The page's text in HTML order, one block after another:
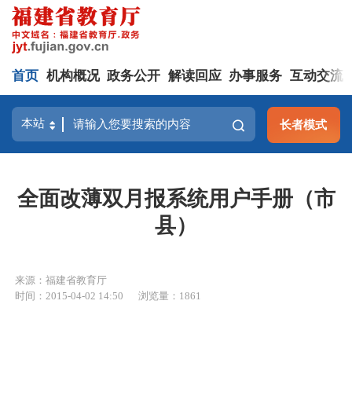
首页 机构概况 政务公开 解读回应 办事服务 互动交流
长者模式
全面改薄双月报系统用户手册（市
县）
来源：福建省教育厅
时间：2015-04-02 14:50
浏览量：1861